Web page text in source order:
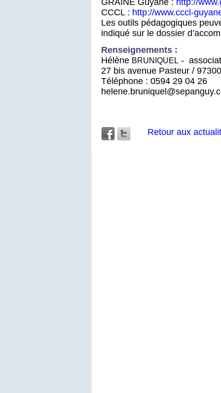
GRAINE Guyane : http://
CCCL : http://www.cccl-
Les outils pédagogiques
indiqué sur le dossier
Renseignements :
Hélène BRUNIQUEL -
27 bis avenue Pasteur /
Téléphone : 0594 29 04 26
Retour aux